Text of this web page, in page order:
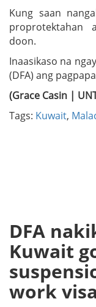
Kung saan
proprotektahan
doon.
Inaasikaso na
(DFA) ang
(Grace Casin |
Tags: Kuwait,
DFA
Kuwait
work